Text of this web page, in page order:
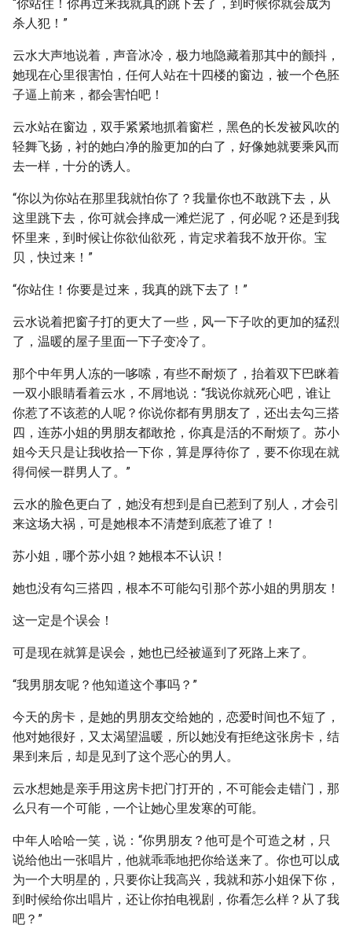
“你站住！你再过来我就真的跳下去了，到时候你就会成为
杀人犯！”
云水大声地说着，声音冰冷，极力地隐藏着那其中的颤抖，
她现在心里很害怕，任何人站在十四楼的窗边，被一个色胚
子逼上前来，都会害怕吧！
云水站在窗边，双手紧紧地抓着窗栏，黑色的长发被风吹的
轻舞飞扬，衬的她白净的脸更加的白了，好像她就要乘风而
去一样，十分的诱人。
“你以为你站在那里我就怕你了？我量你也不敢跳下去，从
这里跳下去，你可就会摔成一滩烂泥了，何必呢？还是到我
怀里来，到时候让你欲仙欲死，肯定求着我不放开你。宝
贝，快过来！”
“你站住！你要是过来，我真的跳下去了！”
云水说着把窗子打的更大了一些，风一下子吹的更加的猛烈
了，温暖的屋子里面一下子变冷了。
那个中年男人冻的一哆嗦，有些不耐烦了，抬着双下巴眯着
一双小眼睛看着云水，不屑地说：“我说你就死心吧，谁让
你惹了不该惹的人呢？你说你都有男朋友了，还出去勾三搭
四，连苏小姐的男朋友都敢抢，你真是活的不耐烦了。苏小
姐今天只是让我收拾一下你，算是厚待你了，要不你现在就
得伺候一群男人了。”
云水的脸色更白了，她没有想到是自已惹到了别人，才会引
来这场大祸，可是她根本不清楚到底惹了谁了！
苏小姐，哪个苏小姐？她根本不认识！
她也没有勾三搭四，根本不可能勾引那个苏小姐的男朋友！
这一定是个误会！
可是现在就算是误会，她也已经被逼到了死路上来了。
“我男朋友呢？他知道这个事吗？”
今天的房卡，是她的男朋友交给她的，恋爱时间也不短了，
他对她很好，又太渴望温暖，所以她没有拒绝这张房卡，结
果到来后，却是见到了这个恶心的男人。
云水想她是亲手用这房卡把门打开的，不可能会走错门，那
么只有一个可能，一个让她心里发寒的可能。
中年人哈哈一笑，说：“你男朋友？他可是个可造之材，只
说给他出一张唱片，他就乖乖地把你给送来了。你也可以成
为一个大明星的，只要你让我高兴，我就和苏小姐保下你，
到时候给你出唱片，还让你拍电视剧，你看怎么样？从了我
吧？”